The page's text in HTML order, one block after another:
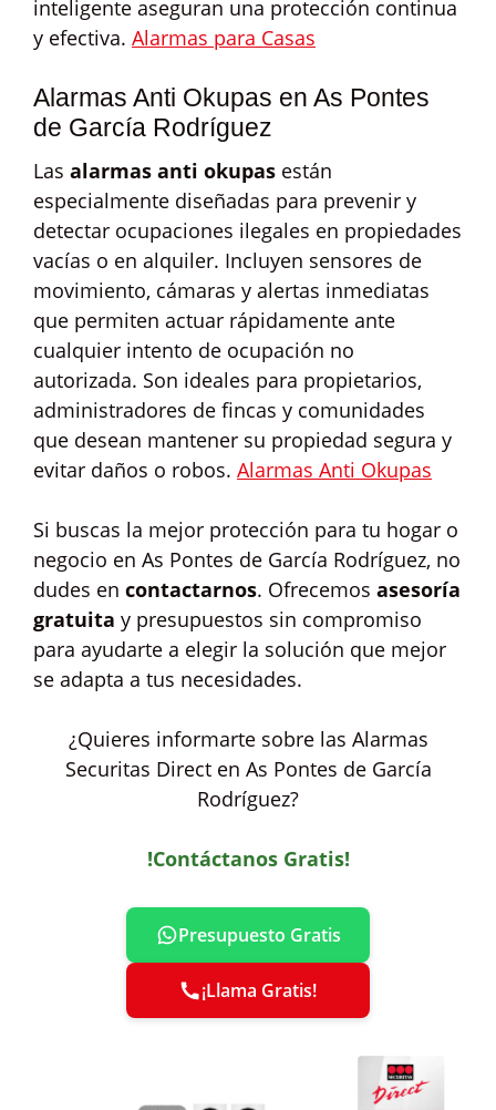
inteligente aseguran una protección continua
y efectiva. Alarmas para Casas
Alarmas Anti Okupas en As Pontes
de García Rodríguez
Las alarmas anti okupas están
especialmente diseñadas para prevenir y
detectar ocupaciones ilegales en propiedades
vacías o en alquiler. Incluyen sensores de
movimiento, cámaras y alertas inmediatas
que permiten actuar rápidamente ante
cualquier intento de ocupación no
autorizada. Son ideales para propietarios,
administradores de fincas y comunidades
que desean mantener su propiedad segura y
evitar daños o robos. Alarmas Anti Okupas
Si buscas la mejor protección para tu hogar o
negocio en As Pontes de García Rodríguez, no
dudes en contactarnos. Ofrecemos asesoría
gratuita y presupuestos sin compromiso
para ayudarte a elegir la solución que mejor
se adapta a tus necesidades.
¿Quieres informarte sobre las Alarmas
Securitas Direct en As Pontes de García
Rodríguez?
!Contáctanos Gratis!
Presupuesto Gratis
¡Llama Gratis!